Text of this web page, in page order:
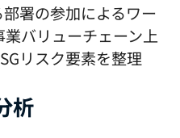
署の参加によるワー
バリューチェーン上
リスク要素を整理
析